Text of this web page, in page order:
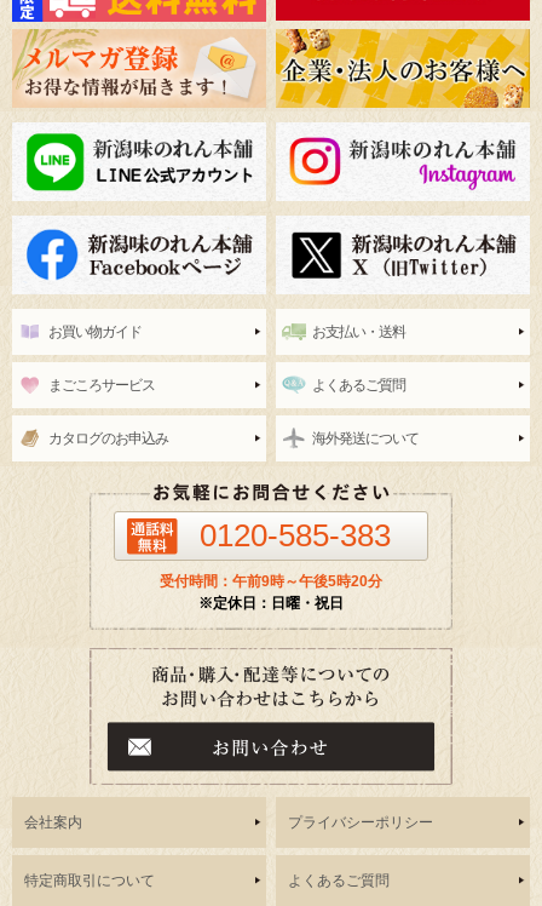
お買い物ガイド お支払い・送料
まごころサービス よくあるご質問
カタログのお申込み 海外発送について
0120-585-383
受付時間：午前9時～午後5時20分
※定休日：日曜・祝日
会社案内 プライバシーポリシー
特定商取引について よくあるご質問